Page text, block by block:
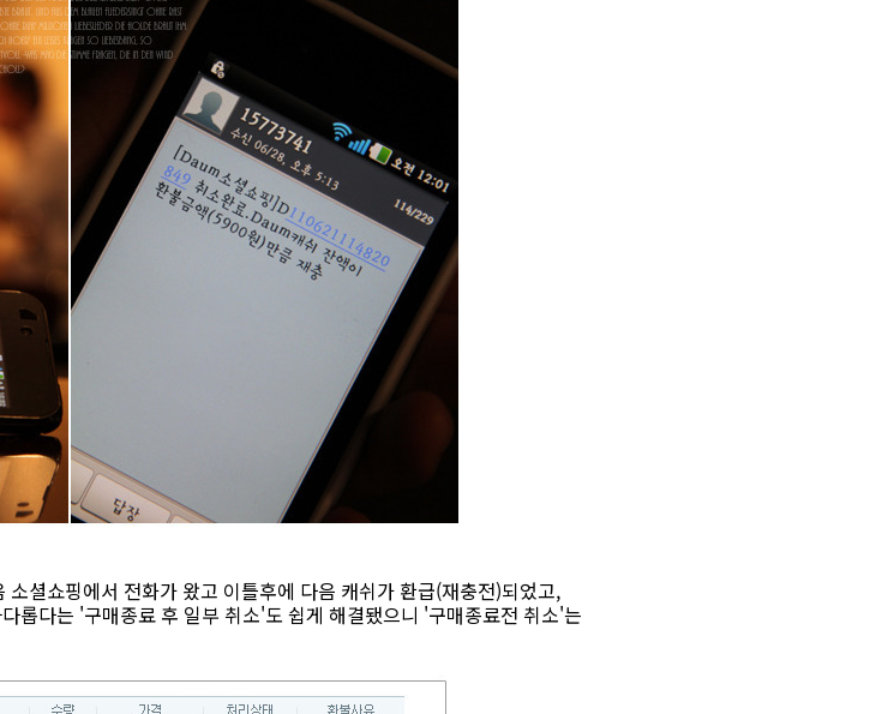
셜쇼핑에서 전화가 왔고 이틀후에 다음 캐쉬가 환급(재충전)되었고,
롭다는 '구매종료 후 일부 취소'도 쉽게 해결됐으니 '구매종료전 취소'는